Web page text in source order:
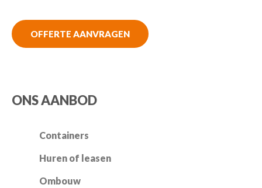
OFFERTE AANVRAGEN
ONS AANBOD
Containers
Huren of leasen
Ombouw